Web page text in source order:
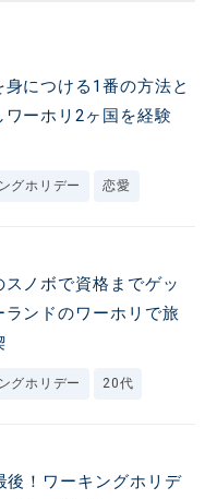
身につける1番の方法と
ーホリ2ヶ国を経験
グホリデー 恋愛
スノボで資格までゲッ
ランドのワーホリで旅
グホリデー 20代
後！ワーキングホリデ